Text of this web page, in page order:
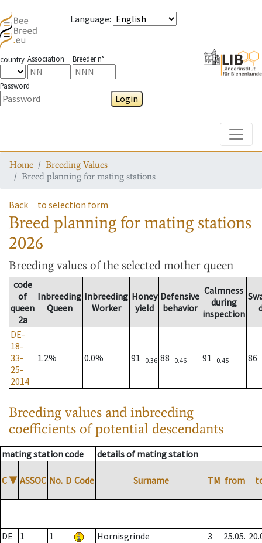
Language:
country Association Breeder n°
Password
Login
Home
Breeding Values
Breed planning for mating stations
Back to selection form
Breed planning for mating stations
2026
Breeding values of the selected mother queen
code
of
queen
2a
Inbreeding
Queen
Inbreeding
Worker
Honey
yield
Defensive
behavior
Calmness
during
inspection
DE-
18-
33-
25-
2014
1.2% 0.0% 91 0.36 88 0.46 91 0.45 86
Breeding values and inbreeding
coefficients of potential descendants
mating station code details of mating station
C ▼ ASSOC No. D Code Surname TM from
DE 1 1 Hornisgrinde 3 25.05.